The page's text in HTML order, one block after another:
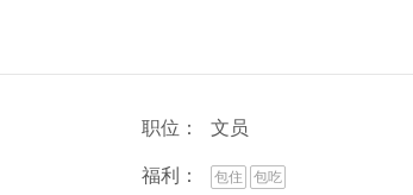
职位： 文员
福利： 包住 包吃